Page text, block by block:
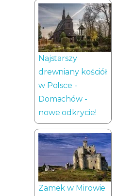
Najstarszy
drewniany kościół
w Polsce -
Domachów -
nowe odkrycie!
Zamek w Mirowie